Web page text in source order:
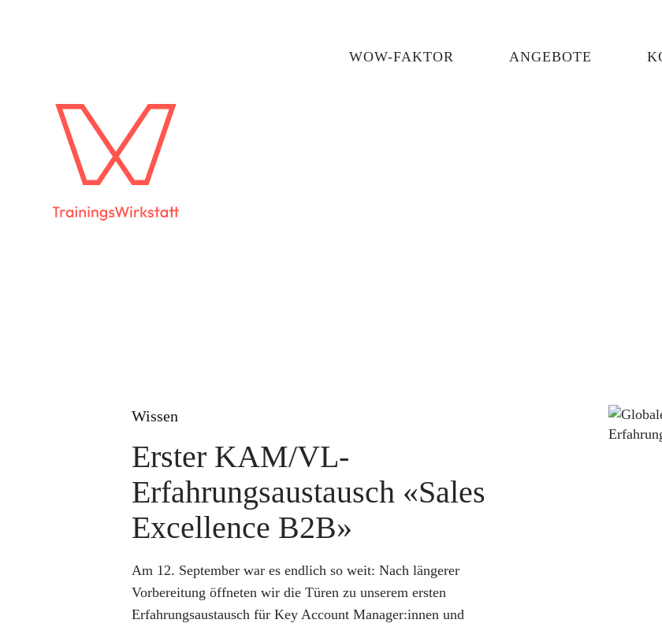
WOW-FAKTOR ANGEBOTE
Wissen
Erster KAM/VL-
Erfahrungsaustausch «Sales
Excellence B2B»
Am 12. September war es endlich so weit: Nach längerer
Vorbereitung öffneten wir die Türen zu unserem ersten
Erfahrungsaustausch für Key Account Manager:innen und